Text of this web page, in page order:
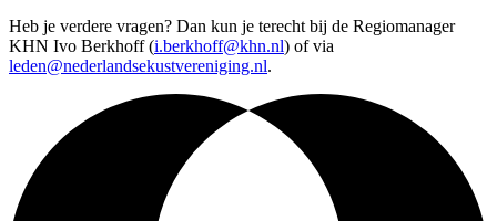
Heb je verdere vragen? Dan kun je terecht bij de Regiomanager
KHN Ivo Berkhoff (i.berkhoff@khn.nl) of via
leden@nederlandsekustvereniging.nl.